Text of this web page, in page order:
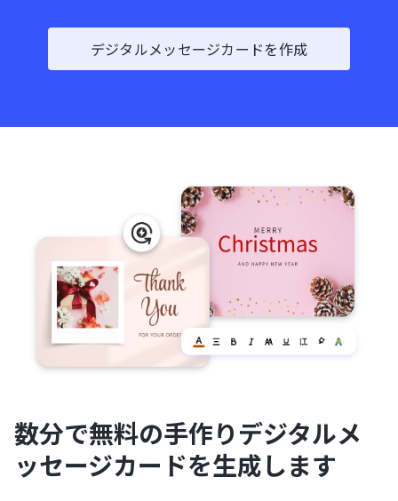
デジタルメッセージカードを作成
数分で無料の手作りデジタルメ
ッセージカードを生成します